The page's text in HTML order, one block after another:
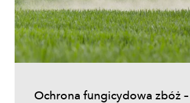
Uprawy polowe
Łokaś garbatek – jak rozpoznać
szkodnika i ograniczyć szkody w
Ochrona fungicydowa zbóż –